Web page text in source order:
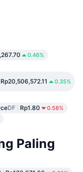
0.46%
Rp20,506,572.11 0.35%
DF Rp1.80 0.58%
Paling